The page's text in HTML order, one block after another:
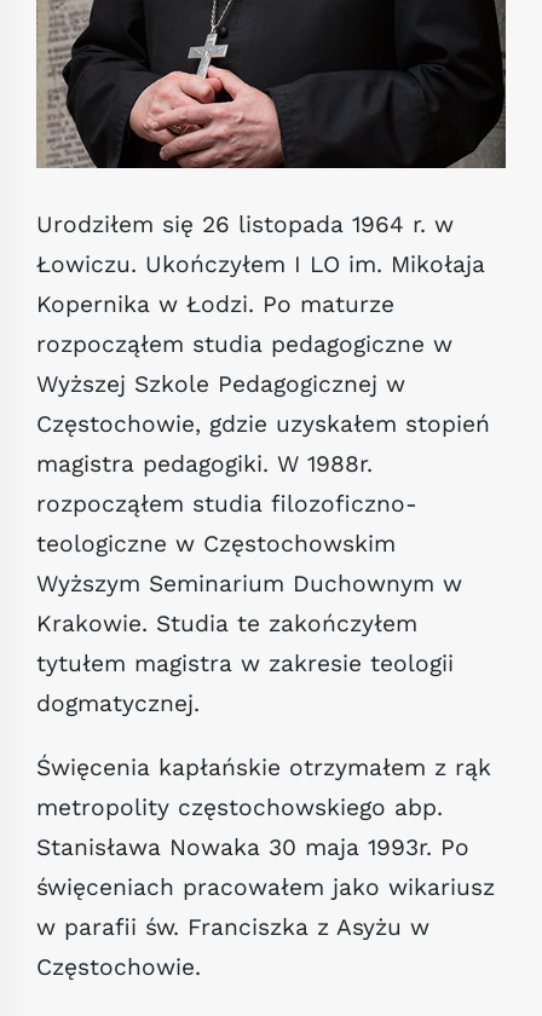
Urodziłem się 26 listopada 1964 r. w
Łowiczu. Ukończyłem I LO im. Mikołaja
Kopernika w Łodzi. Po maturze
rozpocząłem studia pedagogiczne w
Wyższej Szkole Pedagogicznej w
Częstochowie, gdzie uzyskałem stopień
magistra pedagogiki. W 1988r.
rozpocząłem studia filozoficzno-
teologiczne w Częstochowskim
Wyższym Seminarium Duchownym w
Krakowie. Studia te zakończyłem
tytułem magistra w zakresie teologii
dogmatycznej.
Święcenia kapłańskie otrzymałem z rąk
metropolity częstochowskiego abp.
Stanisława Nowaka 30 maja 1993r. Po
święceniach pracowałem jako wikariusz
w parafii św. Franciszka z Asyżu w
Częstochowie.